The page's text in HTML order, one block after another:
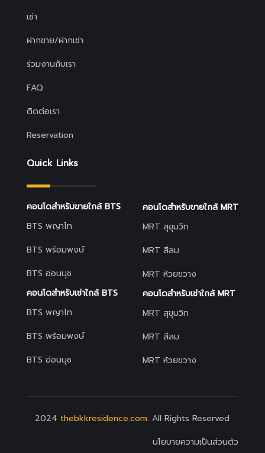
เช่า
ฝากขาย/ฝากเช่า
ร่วมงานกับเรา
FAQ
ติดต่อเรา
Reservation
Quick Links
คอนโดสำหรับขายใกล้ BTS
BTS พญาไท
BTS พร้อมพงษ์
BTS อ่อนนุช
คอนโดสำหรับเช่าใกล้ BTS
BTS พญาไท
BTS พร้อมพงษ์
BTS อ่อนนุช
คอนโดสำหรับขายใกล้ MRT
MRT สุขุมวิท
MRT สีลม
MRT ห้วยขวาง
คอนโดสำหรับเช่าใกล้ MRT
MRT สุขุมวิท
MRT สีลม
MRT ห้วยขวาง
2024 thebkkresidence.com. All Rights Reserved
นโยบายความเป็นส่วนตัว